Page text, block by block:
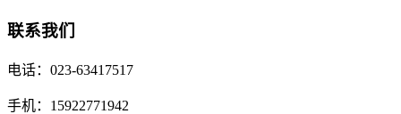
联系我们
电话：023-63417517
手机：15922771942